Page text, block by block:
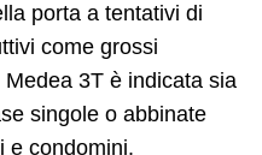
porta a tentativi di
come grossi
3T è indicata sia
singole o abbinate
e condomini.